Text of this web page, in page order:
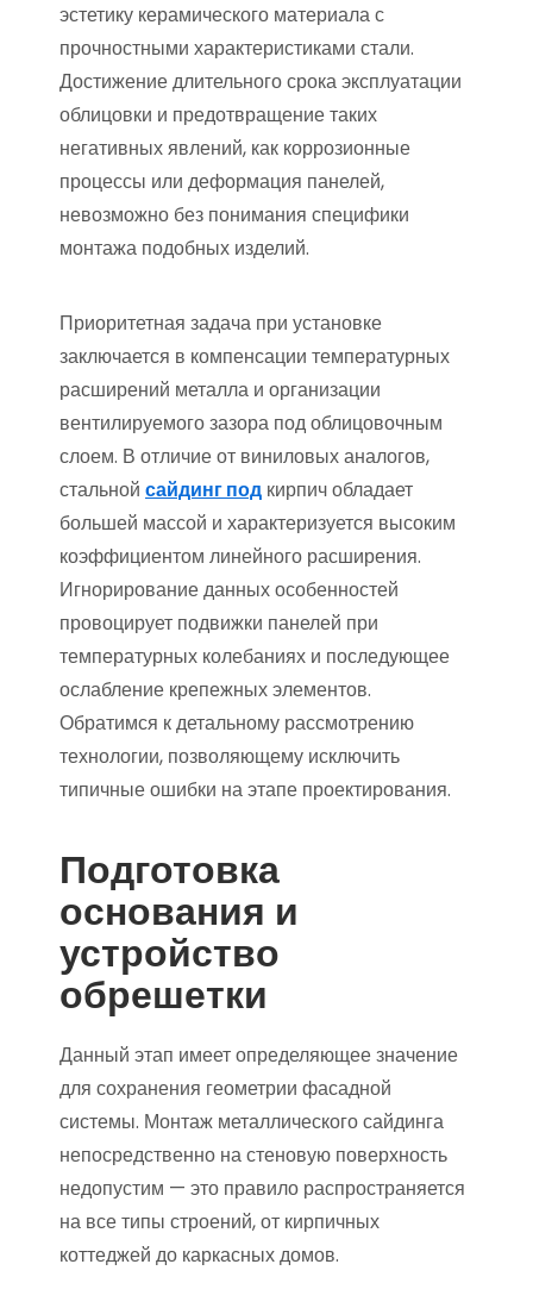
эстетику керамического материала с
прочностными характеристиками стали.
Достижение длительного срока эксплуатации
облицовки и предотвращение таких
негативных явлений, как коррозионные
процессы или деформация панелей,
невозможно без понимания специфики
монтажа подобных изделий.
Приоритетная задача при установке
заключается в компенсации температурных
расширений металла и организации
вентилируемого зазора под облицовочным
слоем. В отличие от виниловых аналогов,
стальной сайдинг под кирпич обладает
большей массой и характеризуется высоким
коэффициентом линейного расширения.
Игнорирование данных особенностей
провоцирует подвижки панелей при
температурных колебаниях и последующее
ослабление крепежных элементов.
Обратимся к детальному рассмотрению
технологии, позволяющему исключить
типичные ошибки на этапе проектирования.
Подготовка
основания и
устройство
обрешетки
Данный этап имеет определяющее значение
для сохранения геометрии фасадной
системы. Монтаж металлического сайдинга
непосредственно на стеновую поверхность
недопустим — это правило распространяется
на все типы строений, от кирпичных
коттеджей до каркасных домов.